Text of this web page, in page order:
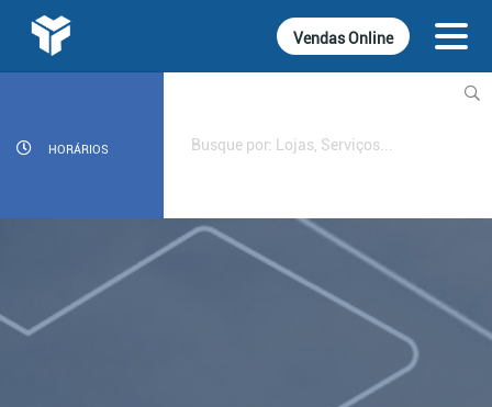
Vendas Online
LOJAS
HORÁRIOS